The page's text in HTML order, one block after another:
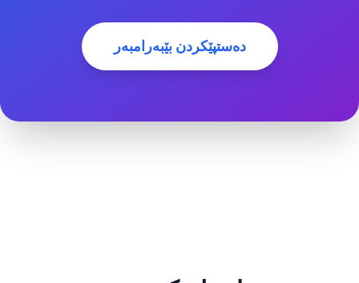
دەستپێکردن بێبەرامبەر